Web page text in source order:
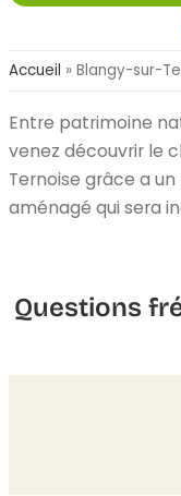
Accueil » Blangy-sur-
Entre patrimoine
venez découvrir le
Ternoise grâce a
aménagé qui sera
Questions